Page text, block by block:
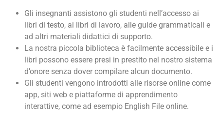
Gli insegnanti assistono gli studenti nell’accesso ai
libri di testo, ai libri di lavoro, alle guide grammaticali e
ad altri materiali didattici di supporto.
La nostra piccola biblioteca è facilmente accessibile e i
libri possono essere presi in prestito nel nostro sistema
d’onore senza dover compilare alcun documento.
Gli studenti vengono introdotti alle risorse online come
app, siti web e piattaforme di apprendimento
interattive, come ad esempio English File online.